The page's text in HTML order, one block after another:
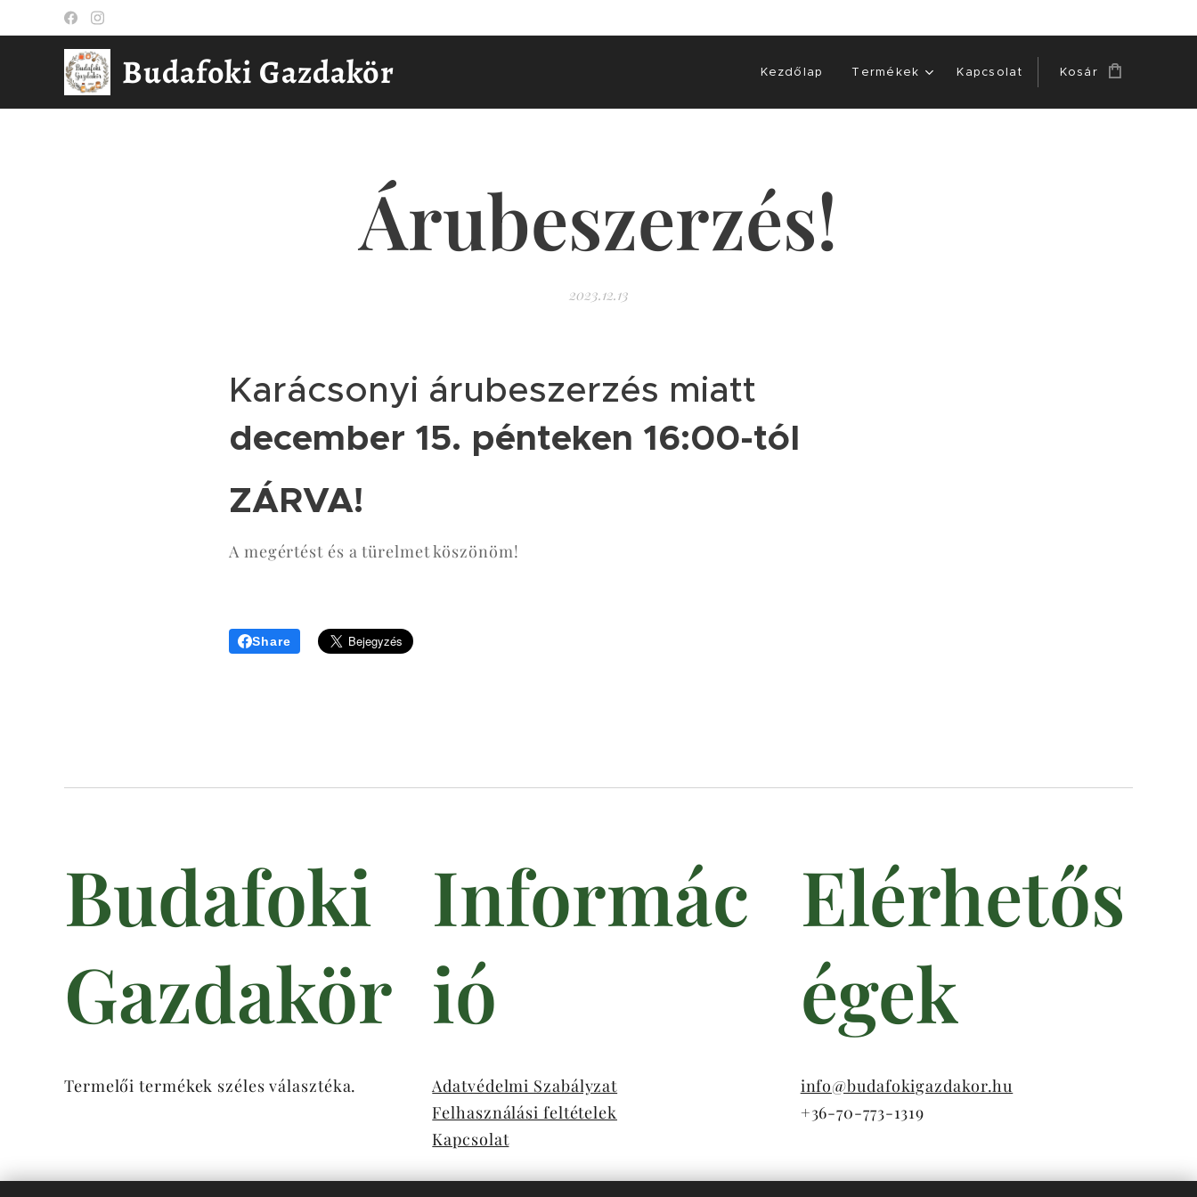
Budafoki Gazdakör Kezdőlap Termékek Kapcsolat Kosár
Árubeszerzés!
2023.12.13
Karácsonyi árubeszerzés miatt
december 15. pénteken 16:00-tól
ZÁRVA!
A megértést és a türelmet köszönöm!
Share
Budafoki
Gazdakör
Termelői termékek széles választéka.
Informác
ió
Adatvédelmi Szabályzat
Felhasználási feltételek
Kapcsolat
Elérhetős
égek
info@budafokigazdakor.hu
+36-70-773-1319